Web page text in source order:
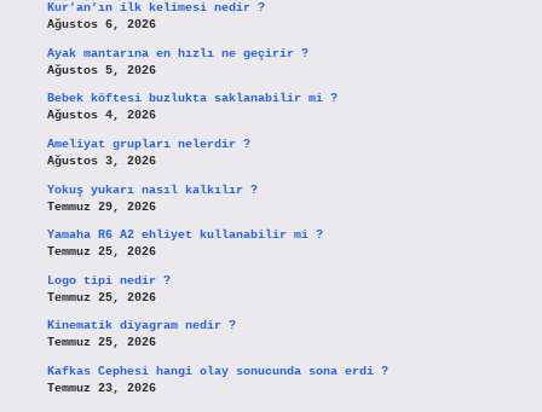
Kur’an’ın ilk kelimesi nedir ?
Ağustos 6, 2026
Ayak mantarına en hızlı ne geçirir ?
Ağustos 5, 2026
Bebek köftesi buzlukta saklanabilir mi ?
Ağustos 4, 2026
Ameliyat grupları nelerdir ?
Ağustos 3, 2026
Yokuş yukarı nasıl kalkılır ?
Temmuz 29, 2026
Yamaha R6 A2 ehliyet kullanabilir mi ?
Temmuz 25, 2026
Logo tipi nedir ?
Temmuz 25, 2026
Kinematik diyagram nedir ?
Temmuz 25, 2026
Kafkas Cephesi hangi olay sonucunda sona erdi ?
Temmuz 23, 2026